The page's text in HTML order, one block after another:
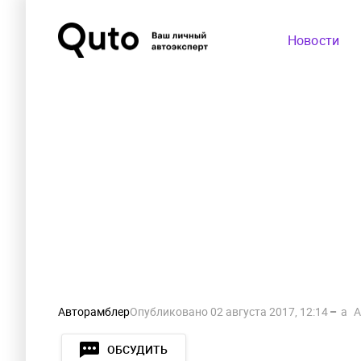
Новости
АвторамблерОпубликовано 02 августа 2017, 12:14 a A
ОБСУДИТЬ